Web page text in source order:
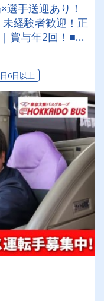
選手送迎あり！
未経験者歓迎！正
賞与年2回！■従
に展開する東
す！
6日以上